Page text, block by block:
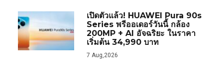
เปิดตัวแล้ว! HUAWEI Pura 90s
Series พรีออเดอร์วันนี้ กล้อง
200MP + AI อัจฉริยะ ในราคา
เริ่มต้น 34,990 บาท
7 Aug,2026